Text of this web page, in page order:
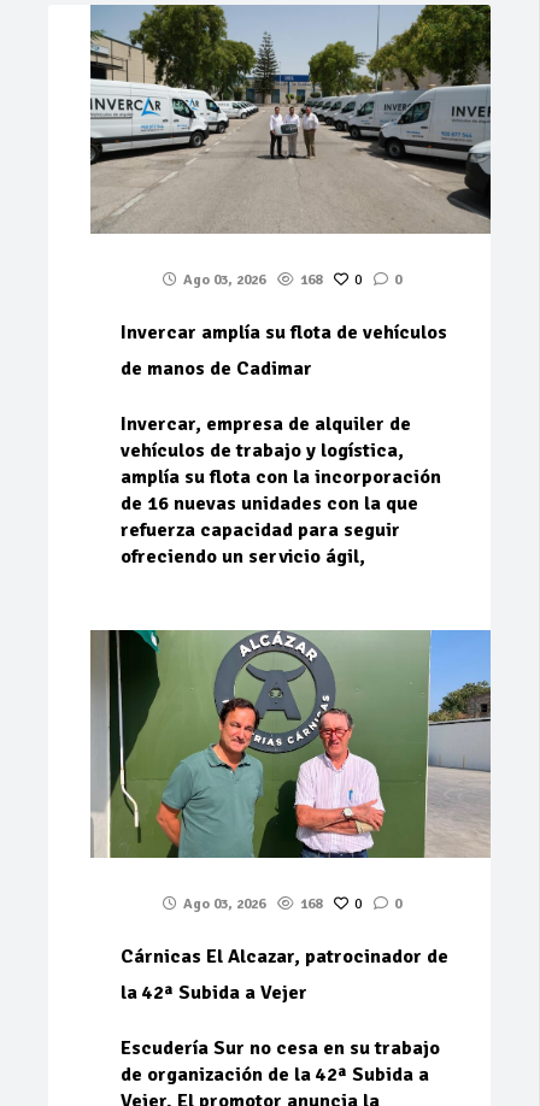
Ago 03, 2026 168 0 0
Invercar amplía su flota de vehículos
de manos de Cadimar
Invercar, empresa de alquiler de
vehículos de trabajo y logística,
amplía su flota con la incorporación
de 16 nuevas unidades con la que
refuerza capacidad para seguir
ofreciendo un servicio ágil,
Ago 03, 2026 168 0 0
Cárnicas El Alcazar, patrocinador de
la 42ª Subida a Vejer
Escudería Sur no cesa en su trabajo
de organización de la 42ª Subida a